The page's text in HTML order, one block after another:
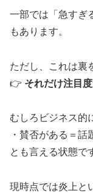
一部では「急すぎ
もあります。
ただし、これは裏
👉 それだけ注目度
むしろビジネス的
・賛否がある＝話
とも言える状態で
現時点では炎上と